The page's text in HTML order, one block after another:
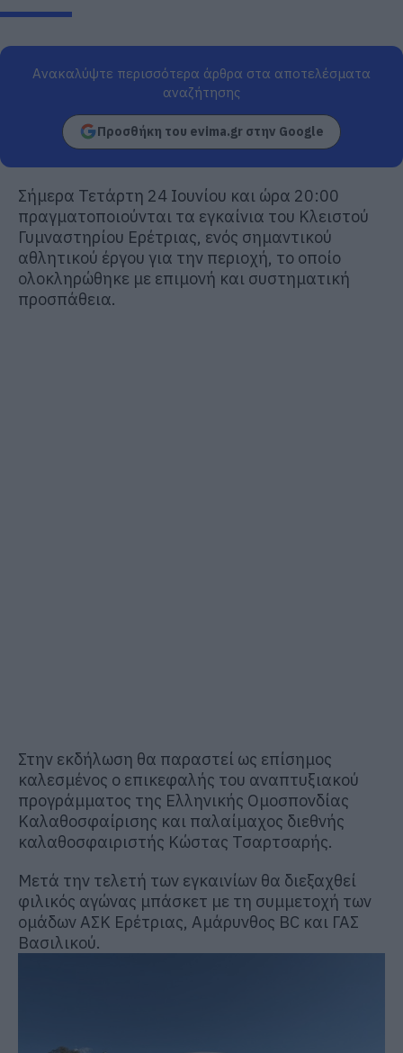
Ανακαλύψτε περισσότερα άρθρα στα αποτελέσματα
αναζήτησης
Προσθήκη του evima.gr στην Google
Σήμερα Τετάρτη 24 Ιουνίου και ώρα 20:00
πραγματοποιούνται τα εγκαίνια του Κλειστού
Γυμναστηρίου Ερέτριας, ενός σημαντικού
αθλητικού έργου για την περιοχή, το οποίο
ολοκληρώθηκε με επιμονή και συστηματική
προσπάθεια.
Στην εκδήλωση θα παραστεί ως επίσημος
καλεσμένος ο επικεφαλής του αναπτυξιακού
προγράμματος της Ελληνικής Ομοσπονδίας
Καλαθοσφαίρισης και παλαίμαχος διεθνής
καλαθοσφαιριστής Κώστας Τσαρτσαρής.
Μετά την τελετή των εγκαινίων θα διεξαχθεί
φιλικός αγώνας μπάσκετ με τη συμμετοχή των
ομάδων ΑΣΚ Ερέτριας, Αμάρυνθος BC και ΓΑΣ
Βασιλικού.